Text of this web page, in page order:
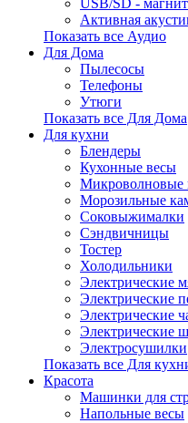
USB/SD -
Активная
Показать все Аудио
Для Дома
Пылесосы
Телефоны
Утюги
Показать все Для Дома
Для кухни
Блендеры
Кухонные весы
Микроволновые
Морозильные
Соковыжималки
Сэндвичницы
Тостер
Холодильники
Электрические
Электрические
Электрические
Электрические
Электросушилки
Показать все Для
Красота
Машинки для
Напольные весы